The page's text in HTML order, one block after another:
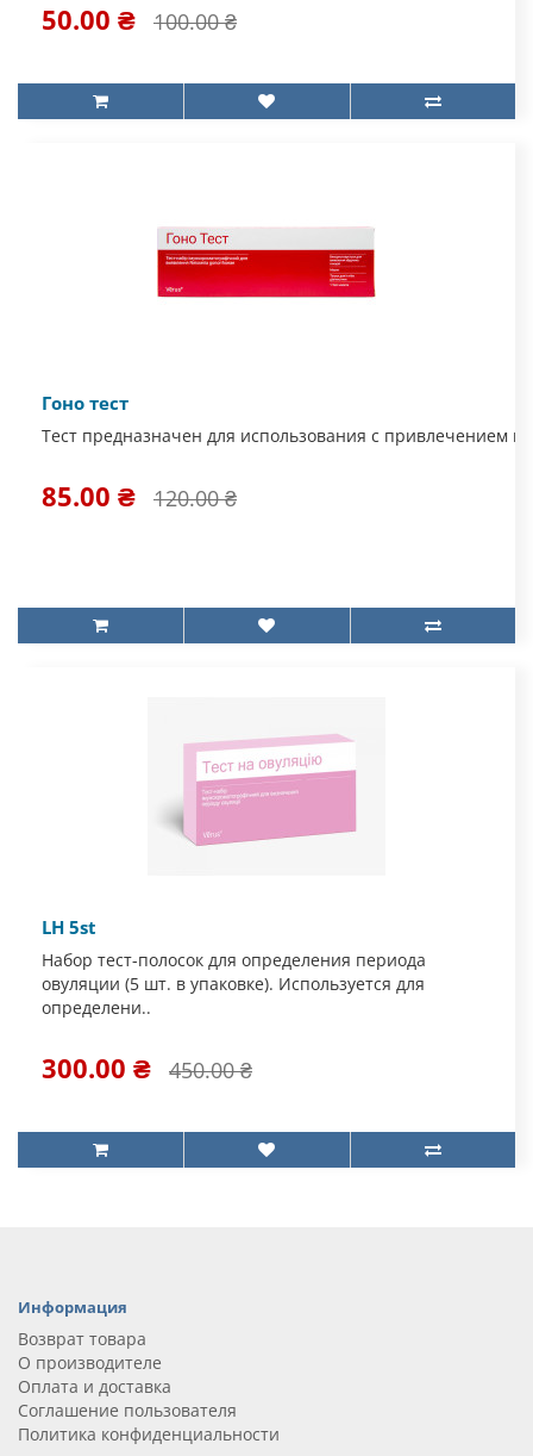
50.00 ₴ 100.00 ₴
Гоно тест
Тест предназначен для использования с привлечением
85.00 ₴ 120.00 ₴
LH 5st
Набор тест-полосок для определения периода
овуляции (5 шт. в упаковке). Используется для
определени..
300.00 ₴ 450.00 ₴
Информация
Возврат товара
О производителе
Оплата и доставка
Соглашение пользователя
Политика конфиденциальности